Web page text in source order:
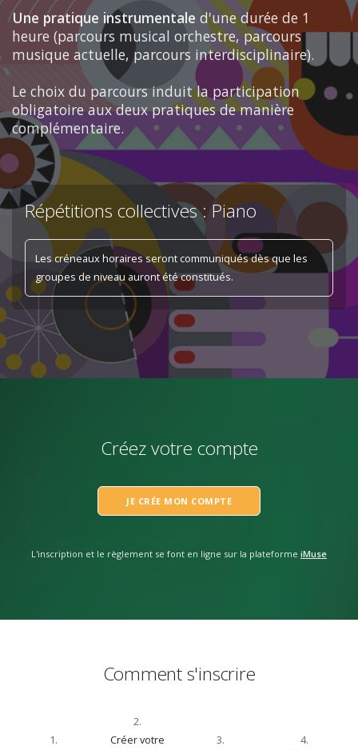
Une pratique instrumentale d'une durée de 1
heure (parcours musical orchestre, parcours
musique actuelle, parcours interdisciplinaire).
Le choix du parcours induit la participation
obligatoire aux deux pratiques de manière
complémentaire.
Répétitions collectives : Piano
Les créneaux horaires seront communiqués dès que les
groupes de niveau auront été constitués.
Créez votre compte
JE CRÉE MON COMPTE
L'inscription et le règlement se font en ligne sur la plateforme iMuse
Comment s'inscrire
1.
2.
Créer votre
3.
4.